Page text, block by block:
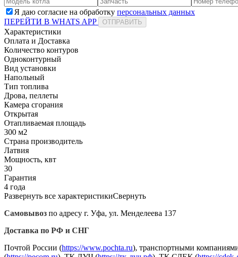
Я даю согласие на обработку персональных данных
ПЕРЕЙТИ В WHATS APP
ОТПРАВИТЬ
Характеристики
Оплата и Доставка
Количество контуров
Одноконтурный
Вид установки
Напольный
Тип топлива
Дрова, пеллеты
Камера сгорания
Открытая
Отапливаемая площадь
300 м2
Страна производитель
Латвия
Мощность, квт
30
Гарантия
4 года
Развернуть все характеристикиСвернуть
Самовывоз по адресу г. Уфа, ул. Менделеева 137
Доставка по РФ и СНГ
Почтой России (https://www.pochta.ru), транспортными